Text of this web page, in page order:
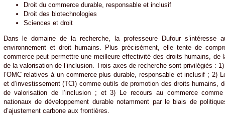
Droit du commerce durable, responsable et inclusif
Droit des biotechnologies
Sciences et droit
Dans le domaine de la recherche, la professeure Dufour s’intéresse
environnement et droit humains. Plus précisément, elle tente de
commerce peut permettre une meilleure effectivité des droits humains, de
de la valorisation de l’inclusion. Trois axes de recherche sont privilégiés :
l’OMC relatives à un commerce plus durable, responsable et inclusif ; 2)
et d’investissement (TCI) comme outils de promotion des droits humains,
de valorisation de l’inclusion ; et 3) Le recours au commerce comme
nationaux de développement durable notamment par le biais de
d’ajustement carbone aux frontières.